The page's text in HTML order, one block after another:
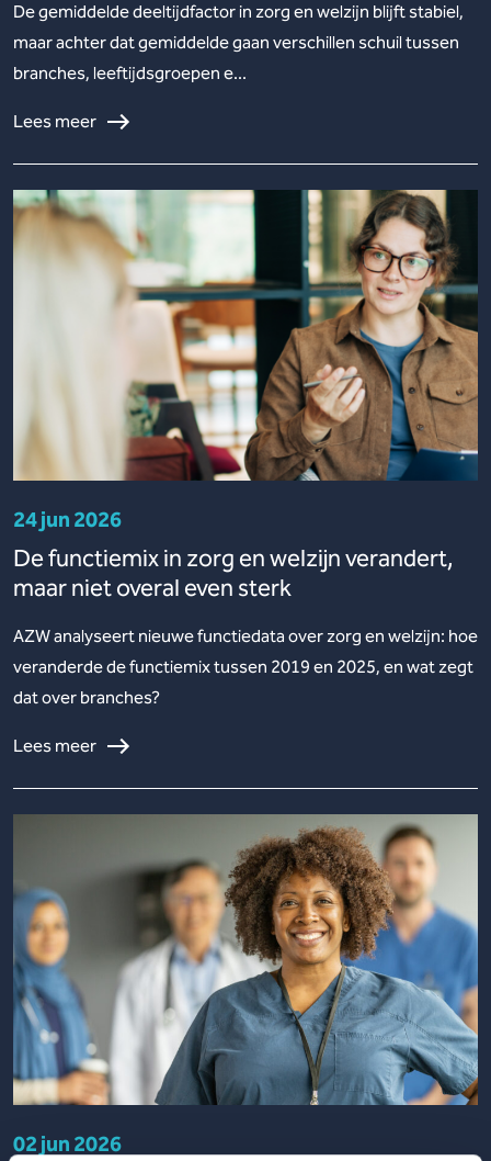
De gemiddelde deeltijdfactor in zorg en welzijn blijft stabiel,
maar achter dat gemiddelde gaan verschillen schuil tussen
branches, leeftijdsgroepen e...
Lees meer
24 jun 2026
De functiemix in zorg en welzijn verandert,
maar niet overal even sterk
AZW analyseert nieuwe functiedata over zorg en welzijn: hoe
veranderde de functiemix tussen 2019 en 2025, en wat zegt
dat over branches?
Lees meer
02 jun 2026